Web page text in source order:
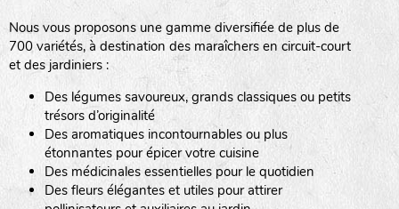
Nous vous proposons une gamme diversifiée de plus de
700 variétés, à destination des maraîchers en circuit-court
et des jardiniers :
Des légumes savoureux, grands classiques ou petits
trésors d’originalité
Des aromatiques incontournables ou plus
étonnantes pour épicer votre cuisine
Des médicinales essentielles pour le quotidien
Des fleurs élégantes et utiles pour attirer
tas de compost
fleurs